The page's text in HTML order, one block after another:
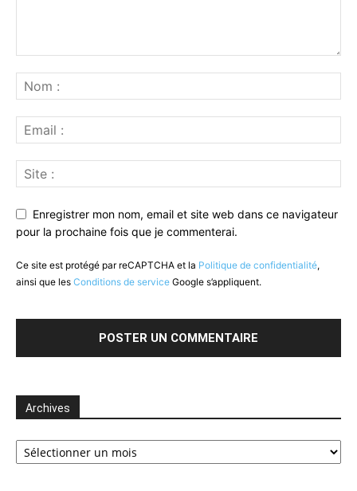
Enregistrer mon nom, email et site web dans ce navigateur
pour la prochaine fois que je commenterai.
Ce site est protégé par reCAPTCHA et la Politique de confidentialité,
ainsi que les Conditions de service Google s’appliquent.
Archives
Archives